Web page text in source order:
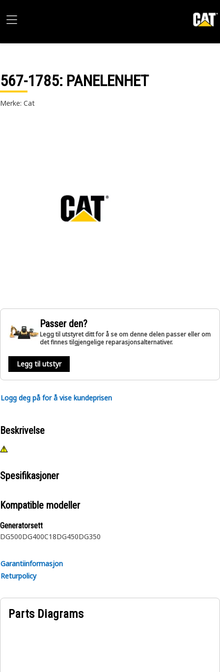
567-1785: PANELENHET
Merke: Cat
Passer den?
Legg til utstyret ditt for å se om denne delen passer eller om
det finnes tilgjengelige reparasjonsalternativer.
Legg til utstyr
Logg deg på for å vise kundeprisen
Beskrivelse
Spesifikasjoner
Kompatible modeller
Generatorsett
DG500DG400C18DG450DG350
Garantiinformasjon
Returpolicy
Parts Diagrams